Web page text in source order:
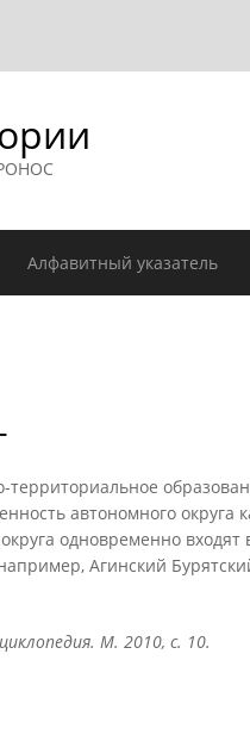
Алфавитный указатель
автономного округа
одновременно входят
Агинский
М. 2010, с. 10.